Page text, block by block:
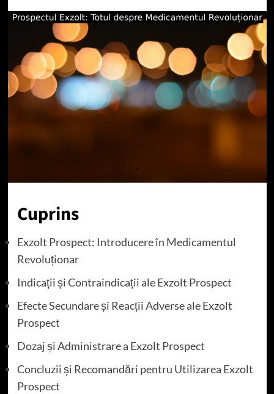
Cuprins
Exzolt Prospect: Introducere în Medicamentul
Revoluționar
Indicații și Contraindicații ale Exzolt Prospect
Efecte Secundare și Reacții Adverse ale Exzolt
Prospect
Dozaj și Administrare a Exzolt Prospect
Concluzii și Recomandări pentru Utilizarea Exzolt
Prospect